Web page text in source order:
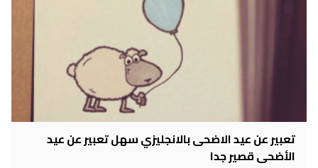
تعبير عن عيد الاضحى بالانجليزي سهل تعبير عن عيد
الأضحى قصير جدا